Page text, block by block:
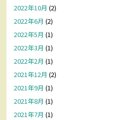
2022年10月 (2)
2022年6月 (2)
2022年5月 (1)
2022年3月 (1)
2022年2月 (1)
2021年12月 (2)
2021年9月 (1)
2021年8月 (1)
2021年7月 (1)